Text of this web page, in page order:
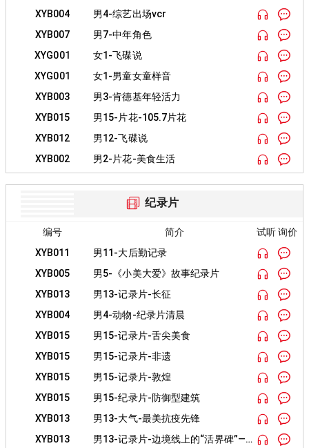
XYB004
男4-综艺出场vcr
XYB007
男7-中年角色
XYG001
女1-飞碟说
XYG001
女1-男童女童样音
XYB003
男3-肯德基年轻活力
XYB015
男15-片花-105.7片花
XYB012
男12-飞碟说
XYB002
男2-片花-美食生活
纪录片
试听 询价
编号
简介
XYB011
男11-大后勤记录
XYB005
男5-《小美大爱》故事纪录片
XYB013
男13-记录片-长征
XYB004
男4-动物-纪录片清晨
XYB015
男15-记录片-舌尖美食
XYB015
男15-记录片-非遗
XYB015
男15-记录片-敦煌
XYB015
男15-纪录片-防御型建筑
XYB013
男13-大气-最美抗疫先锋
XYB013
男13-记录片-边境线上的“活界碑”——魏德友